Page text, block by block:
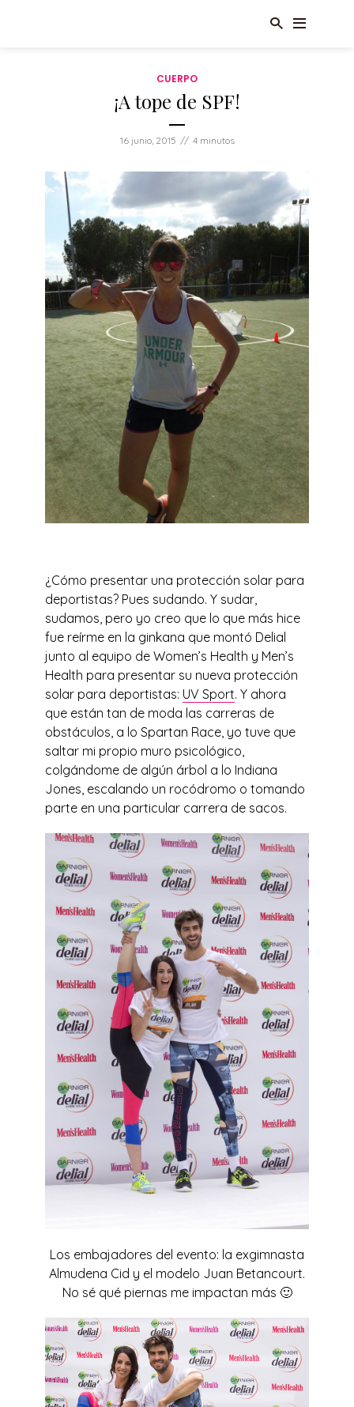
CUERPO
¡A tope de SPF!
16 junio, 2015 4 minutos
¿Cómo presentar una protección solar para
deportistas? Pues sudando. Y sudar,
sudamos, pero yo creo que lo que más hice
fue reírme en la ginkana que montó Delial
junto al equipo de Women’s Health y Men’s
Health para presentar su nueva protección
solar para deportistas: UV Sport. Y ahora
que están tan de moda las carreras de
obstáculos, a lo Spartan Race, yo tuve que
saltar mi propio muro psicológico,
colgándome de algún árbol a lo Indiana
Jones, escalando un rocódromo o tomando
parte en una particular carrera de sacos.
Los embajadores del evento: la exgimnasta
Almudena Cid y el modelo Juan Betancourt.
No sé qué piernas me impactan más 🙂